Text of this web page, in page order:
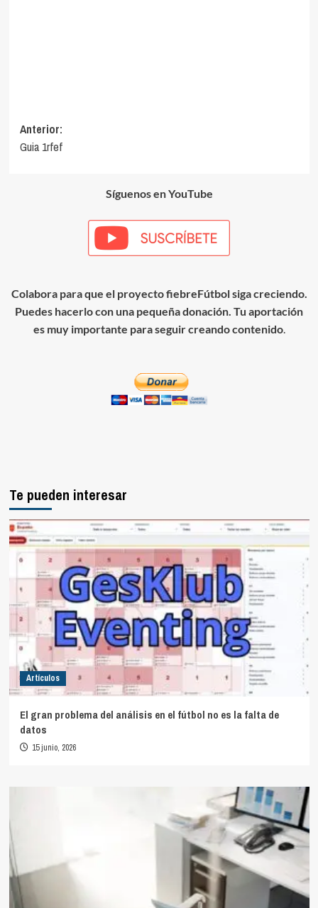
Navegación
de
Anterior:
Guia 1rfef
Síguenos en YouTube
Colabora para que el proyecto fiebreFútbol siga creciendo.
Puedes hacerlo con una pequeña donación. Tu aportación
es muy importante para seguir creando contenido.
Te pueden interesar
Artículos
El gran problema del análisis en el fútbol no es la falta de
datos
15 junio, 2026